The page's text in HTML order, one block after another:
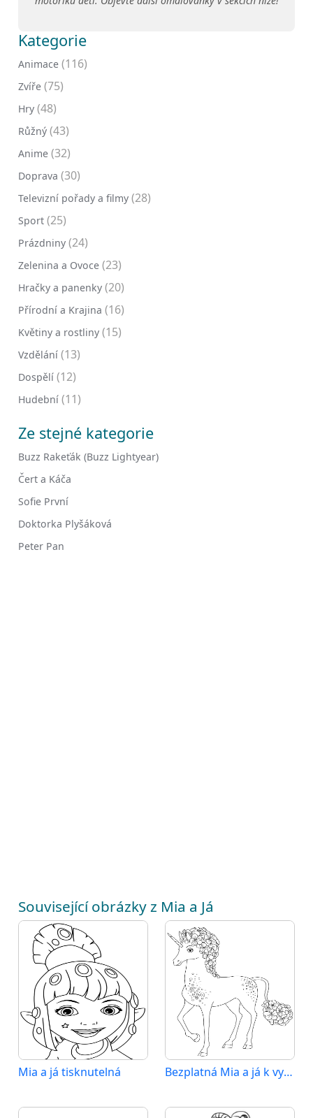
Kategorie
Animace (116)
Zvíře (75)
Hry (48)
Růžný (43)
Anime (32)
Doprava (30)
Televizní pořady a filmy (28)
Sport (25)
Prázdniny (24)
Zelenina a Ovoce (23)
Hračky a panenky (20)
Přírodní a Krajina (16)
Květiny a rostliny (15)
Vzdělání (13)
Dospělí (12)
Hudební (11)
Ze stejné kategorie
Buzz Rakeťák (Buzz Lightyear)
Čert a Káča
Sofie První
Doktorka Plyšáková
Peter Pan
Související obrázky z Mia a Já
Mia a já tisknutelná Bezplatná Mia a já k vytištění